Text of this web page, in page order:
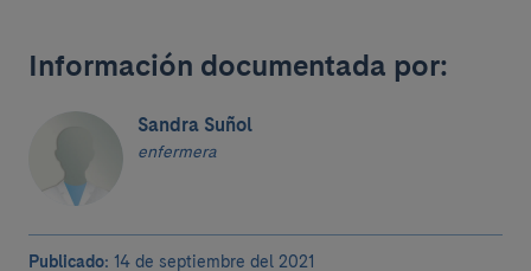
Información documentada por:
Sandra Suñol
enfermera
Publicado: 14 de septiembre del 2021